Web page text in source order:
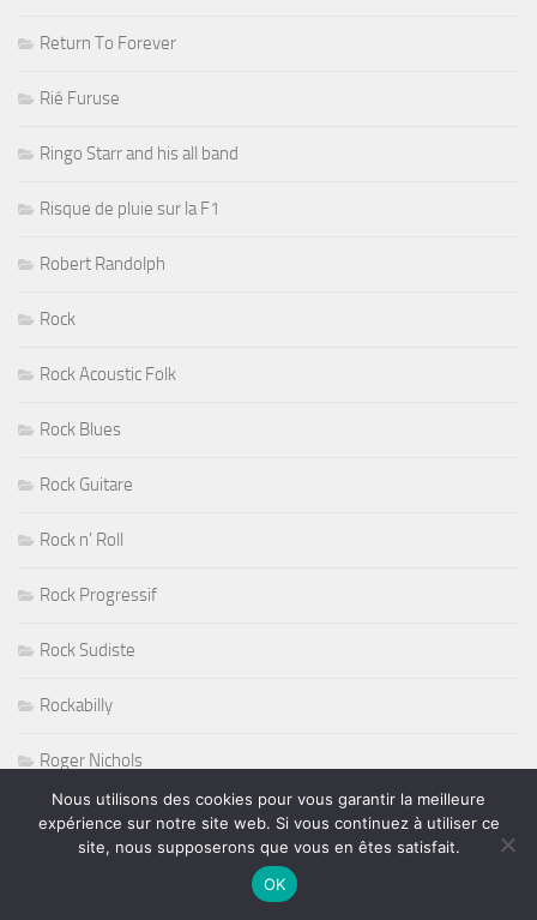
Return To Forever
Rié Furuse
Ringo Starr and his all band
Risque de pluie sur la F1
Robert Randolph
Rock
Rock Acoustic Folk
Rock Blues
Rock Guitare
Rock n' Roll
Rock Progressif
Rock Sudiste
Rockabilly
Roger Nichols
Roy Haynes
Nous utilisons des cookies pour vous garantir la meilleure
expérience sur notre site web. Si vous continuez à utiliser ce
site, nous supposerons que vous en êtes satisfait.
OK